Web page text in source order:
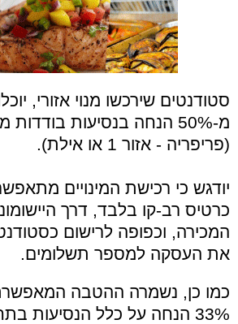
סטודנטים שירכשו מנוי אזורי,
מ-50% הנחה בנסיעות
(פריפריה - אזור 1 או אילת).
יודגש כי רכישת המינויים
כרטיס רב-קו בלבד, דרך
המכירה, וכפופה לרישום
את העסקה למספר תשלומים.
כמו כן, נשמרה ההטבה
33% הנחה על כלל הנסיעות